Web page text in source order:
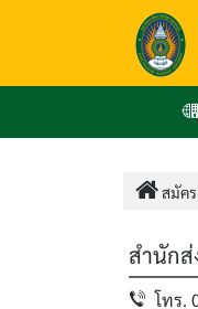
สมัค
สำนักส่
โทร.